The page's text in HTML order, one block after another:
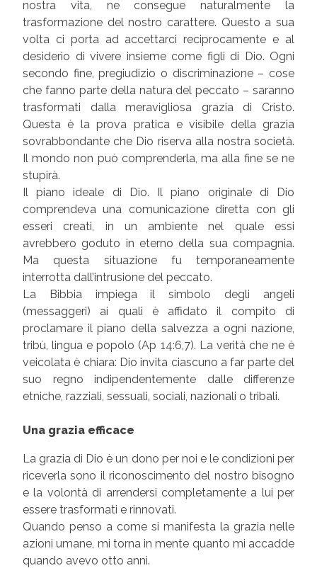
nostra vita, ne consegue naturalmente la
trasformazione del nostro carattere. Questo a sua
volta ci porta ad accettarci reciprocamente e al
desiderio di vivere insieme come figli di Dio. Ogni
secondo fine, pregiudizio o discriminazione – cose
che fanno parte della natura del peccato – saranno
trasformati dalla meravigliosa grazia di Cristo.
Questa è la prova pratica e visibile della grazia
sovrabbondante che Dio riserva alla nostra società.
Il mondo non può comprenderla, ma alla fine se ne
stupirà.
Il piano ideale di Dio. Il piano originale di Dio
comprendeva una comunicazione diretta con gli
esseri creati, in un ambiente nel quale essi
avrebbero goduto in eterno della sua compagnia.
Ma questa situazione fu temporaneamente
interrotta dall’intrusione del peccato.
La Bibbia impiega il simbolo degli angeli
(messaggeri) ai quali è affidato il compito di
proclamare il piano della salvezza a ogni nazione,
tribù, lingua e popolo (Ap 14:6,7). La verità che ne è
veicolata è chiara: Dio invita ciascuno a far parte del
suo regno indipendentemente dalle differenze
etniche, razziali, sessuali, sociali, nazionali o tribali.
Una grazia efficace
La grazia di Dio è un dono per noi e le condizioni per
riceverla sono il riconoscimento del nostro bisogno
e la volontà di arrendersi completamente a lui per
essere trasformati e rinnovati.
Quando penso a come si manifesta la grazia nelle
azioni umane, mi torna in mente quanto mi accadde
quando avevo otto anni.